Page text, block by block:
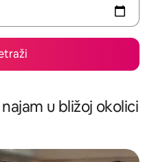
u bližoj okolici